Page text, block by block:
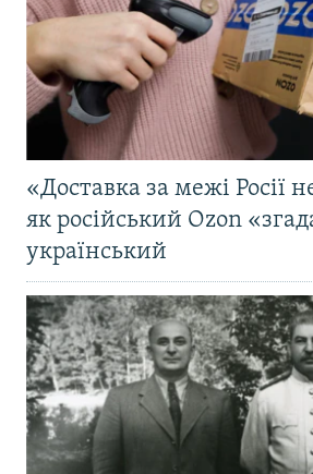
«Доставка за межі Росії
як російський Ozon
український